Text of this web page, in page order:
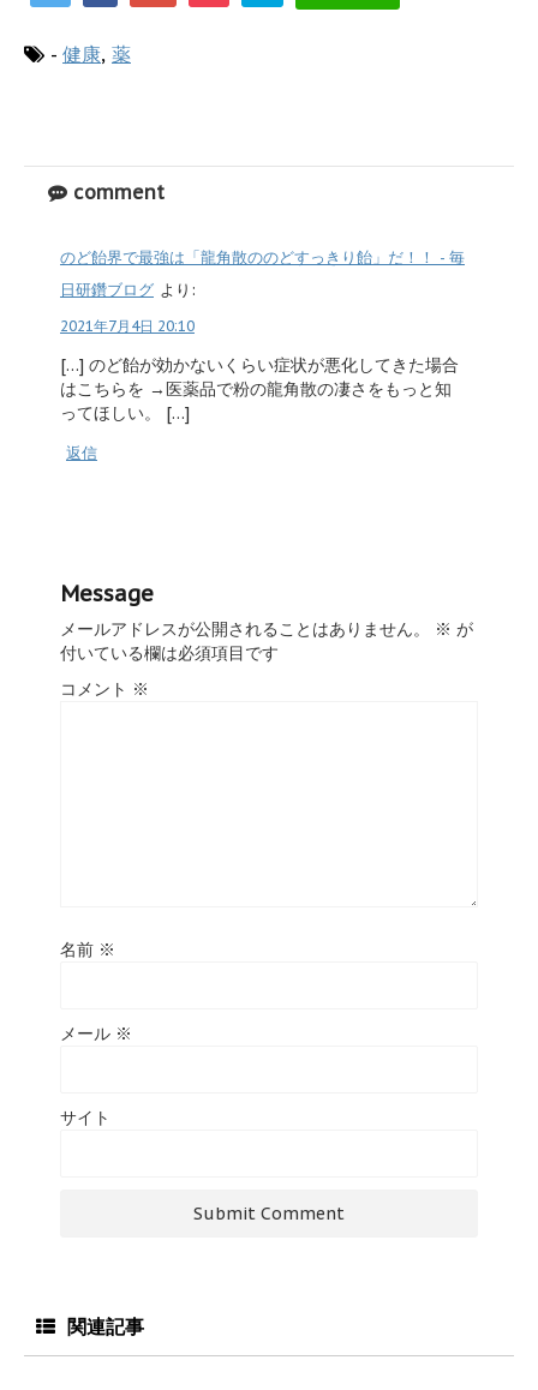
- 健康, 薬
comment
のど飴界で最強は「龍角散ののどすっきり飴」だ！！ - 毎
日研鑽ブログ より:
2021年7月4日 20:10
[…] のど飴が効かないくらい症状が悪化してきた場合
はこちらを →医薬品で粉の龍角散の凄さをもっと知
ってほしい。 […]
返信
Message
メールアドレスが公開されることはありません。 ※ が
付いている欄は必須項目です
コメント ※
名前 ※
メール ※
サイト
関連記事